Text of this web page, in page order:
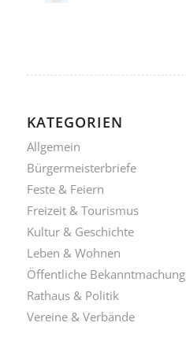
KATEGORIEN
Allgemein
Bürgermeisterbriefe
Feste & Feiern
Freizeit & Tourismus
Kultur & Geschichte
Leben & Wohnen
Öffentliche Bekanntmachung
Rathaus & Politik
Vereine & Verbände